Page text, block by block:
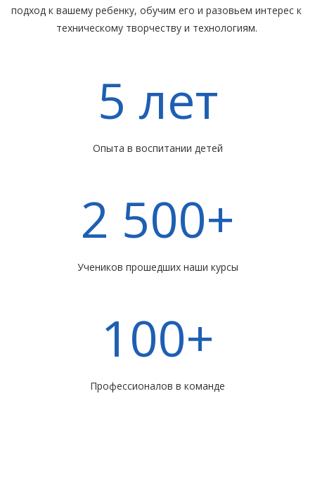
подход к вашему ребенку, обучим его и разовьем интерес к
техническому творчеству и технологиям.
5 лет
Опыта в воспитании детей
2 500+
Учеников прошедших наши курсы
100+
Профессионалов в команде